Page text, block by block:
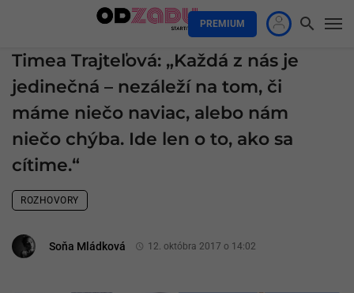
PREMIUM
Timea Trajteľová: „Každá z nás je
jedinečná – nezáleží na tom, či
máme niečo naviac, alebo nám
niečo chýba. Ide len o to, ako sa
cítime.“
ROZHOVORY
Soňa Mládková 12. októbra 2017 o 14:02